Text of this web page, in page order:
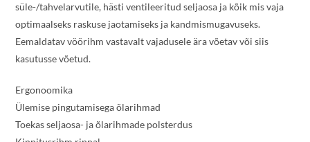
süle-/tahvelarvutile, hästi ventileeritud seljaosa ja kõik mis vaja
optimaalseks raskuse jaotamiseks ja kandmismugavuseks.
Eemaldatav vöörihm vastavalt vajadusele ära võetav või siis
kasutusse võetud.
Ergonoomika
Ülemise pingutamisega õlarihmad
Toekas seljaosa- ja õlarihmade polsterdus